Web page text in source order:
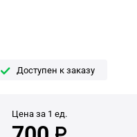
Доступен к заказу
Цена за 1 ед.